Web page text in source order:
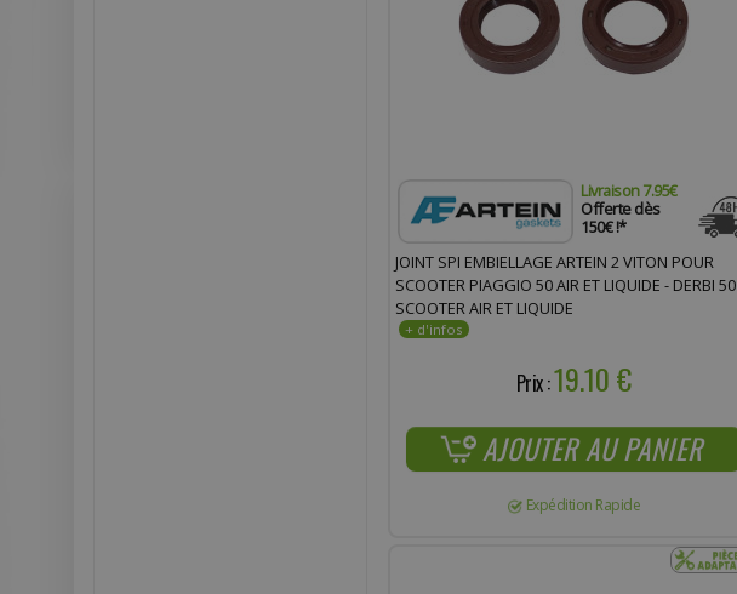
Livraison 7.95€
Offerte dès
150€ !*
JOINT SPI EMBIELLAGE ARTEIN 2 VITON POUR
SCOOTER PIAGGIO 50 AIR ET LIQUIDE - DERBI 50
SCOOTER AIR ET LIQUIDE
Prix :19.10 €
AJOUTER AU PANIER
Expédition Rapide